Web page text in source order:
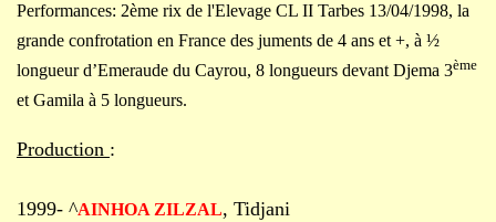
Performances: 2ème rix de l'Elevage CL II Tarbes 13/04/1998, la
grande confrotation en France des juments de 4 ans et +, à ½
longueur d’Emeraude du Cayrou, 8 longueurs devant Djema 3ème
et Gamila à 5 longueurs.
Production :
1999- ^AINHOA ZILZAL, Tidjani